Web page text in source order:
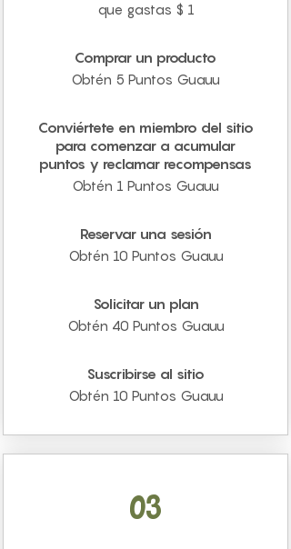
que gastas $ 1
Comprar un producto
Obtén 5 Puntos Guauu
Conviértete en miembro del sitio
para comenzar a acumular
puntos y reclamar recompensas
Obtén 1 Puntos Guauu
Reservar una sesión
Obtén 10 Puntos Guauu
Solicitar un plan
Obtén 40 Puntos Guauu
Suscribirse al sitio
Obtén 10 Puntos Guauu
03